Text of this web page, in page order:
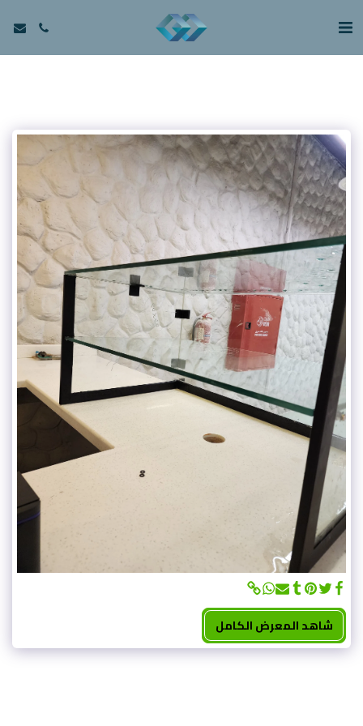
شاهد المعرض الكامل